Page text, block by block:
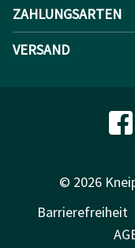
ZAHLUNGSARTEN
VERSAND
© 2026
Barrierefreiheit